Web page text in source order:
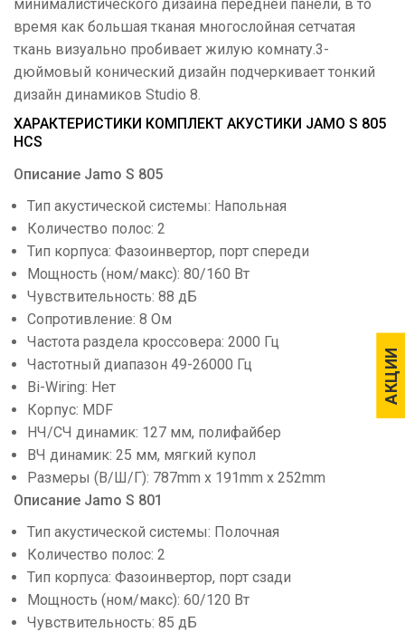
АКЦИИ
АКЦИИ
минималистического дизайна передней панели, в то
время как большая тканая многослойная сетчатая
ткань визуально пробивает жилую комнату.3-
дюймовый конический дизайн подчеркивает тонкий
дизайн динамиков Studio 8.
ХАРАКТЕРИСТИКИ КОМПЛЕКТ АКУСТИКИ JAMO S 805
HCS
Описание Jamo S 805
Тип акустической системы: Напольная
Количество полос: 2
Тип корпуса: Фазоинвертор, порт спереди
Мощность (ном/макс): 80/160 Вт
Чувствительность: 88 дБ
Сопротивление: 8 Ом
Частота раздела кроссовера: 2000 Гц
Частотный диапазон 49-26000 Гц
Bi-Wiring: Нет
Корпус: MDF
НЧ/СЧ динамик: 127 мм, полифайбер
ВЧ динамик: 25 мм, мягкий купол
Размеры (В/Ш/Г): 787mm x 191mm x 252mm
Описание Jamo S 801
Тип акустической системы: Полочная
Количество полос: 2
Тип корпуса: Фазоинвертор, порт сзади
Мощность (ном/макс): 60/120 Вт
Чувствительность: 85 дБ